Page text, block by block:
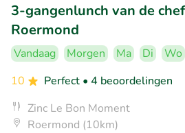
3-gangenlunch van de
Roermond
Vandaag Morgen Ma Di
Wo
10
Perfect • 4 beoordelingen
Zinc Le Bon Moment
Roermond (10km)